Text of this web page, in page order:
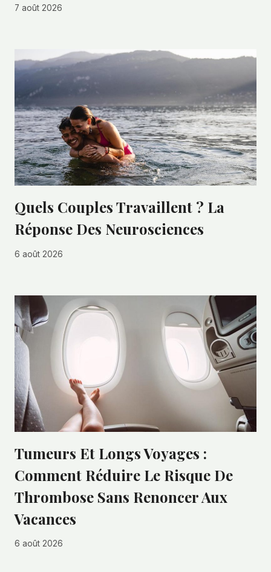
7 août 2026
Quels Couples Travaillent ? La
Réponse Des Neurosciences
6 août 2026
Tumeurs Et Longs Voyages :
Comment Réduire Le Risque De
Thrombose Sans Renoncer Aux
Vacances
6 août 2026